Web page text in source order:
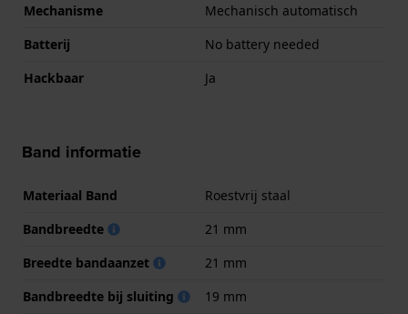
Mechanisme
Mechanisch automatisch
Batterij
No battery needed
Hackbaar
Ja
Band informatie
Materiaal Band
Roestvrij staal
Bandbreedte
21 mm
Breedte bandaanzet
21 mm
Bandbreedte bij sluiting
19 mm